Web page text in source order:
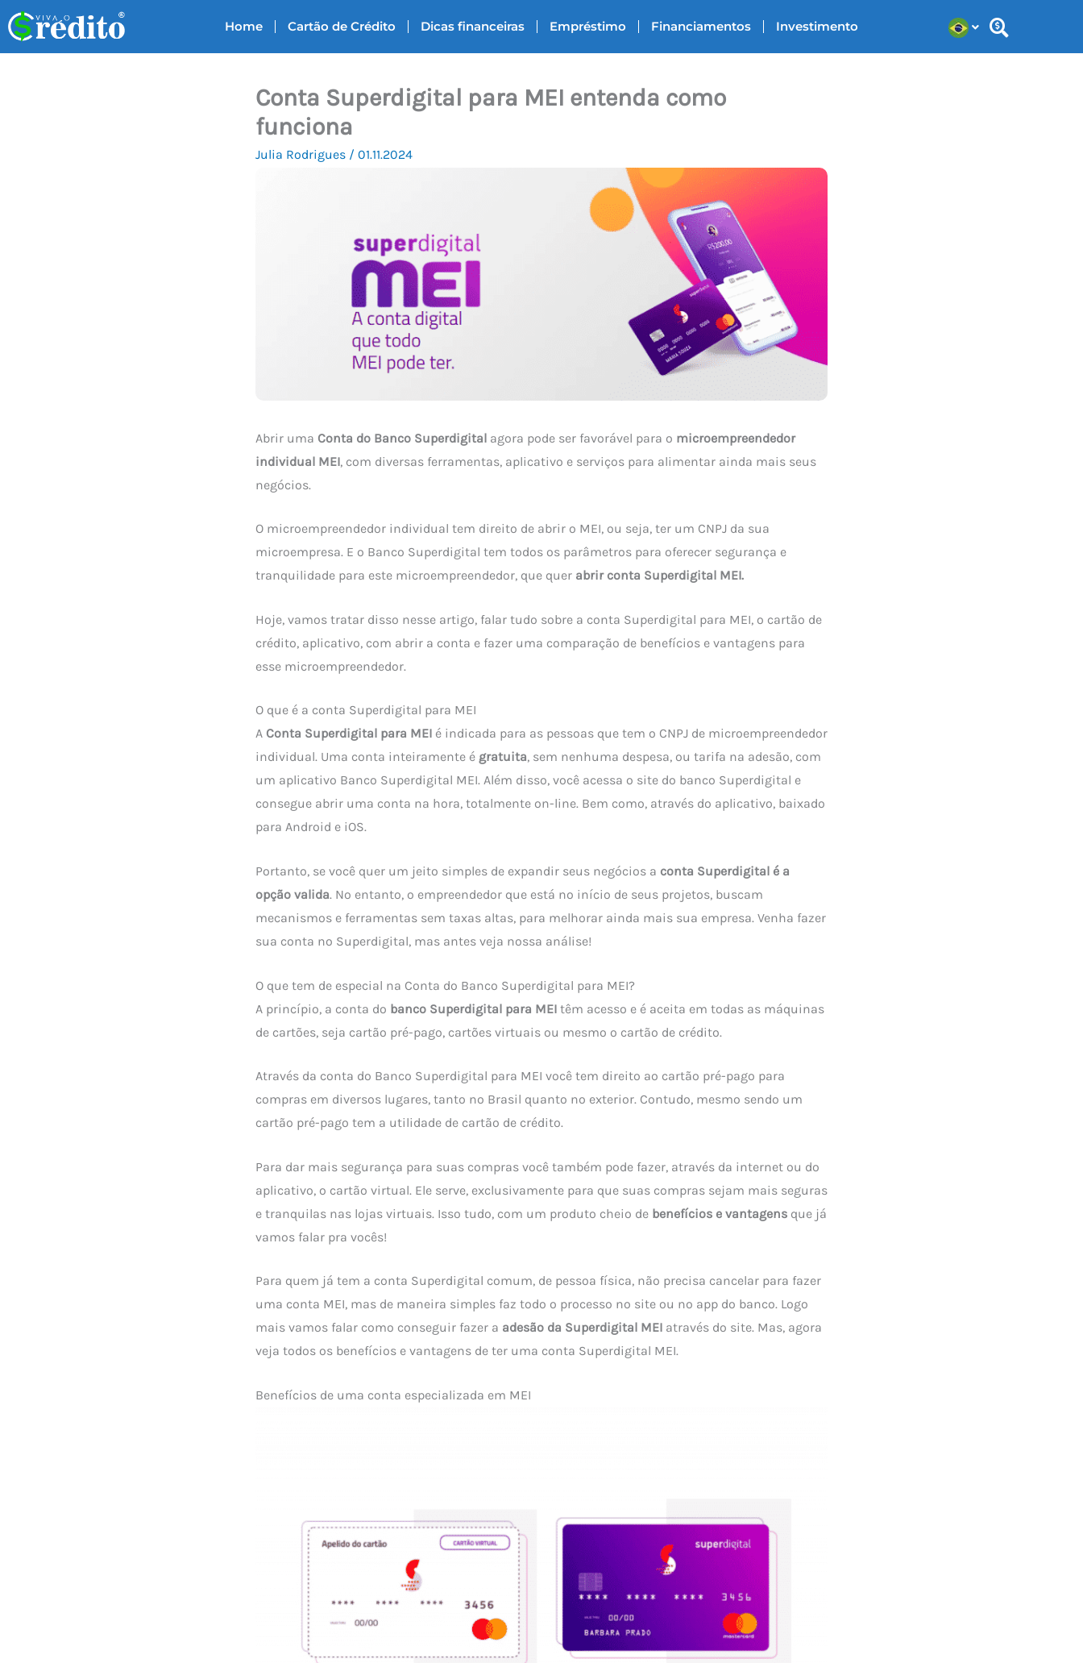
para
o
Home Cartão de Crédito Dicas financeiras Empréstimo Financiamentos Investimento
Conta Superdigital para MEI entenda como
funciona
Julia Rodrigues / 01.11.2024
Abrir uma Conta do Banco Superdigital agora pode ser favorável para o microempreendedor
individual MEI, com diversas ferramentas, aplicativo e serviços para alimentar ainda mais seus
negócios.
O microempreendedor individual tem direito de abrir o MEI, ou seja, ter um CNPJ da sua
microempresa. E o Banco Superdigital tem todos os parâmetros para oferecer segurança e
tranquilidade para este microempreendedor, que quer abrir conta Superdigital MEI.
Hoje, vamos tratar disso nesse artigo, falar tudo sobre a conta Superdigital para MEI, o cartão de
crédito, aplicativo, com abrir a conta e fazer uma comparação de benefícios e vantagens para
esse microempreendedor.
O que é a conta Superdigital para MEI
A Conta Superdigital para MEI é indicada para as pessoas que tem o CNPJ de microempreendedor
individual. Uma conta inteiramente é gratuita, sem nenhuma despesa, ou tarifa na adesão, com
um aplicativo Banco Superdigital MEI. Além disso, você acessa o site do banco Superdigital e
consegue abrir uma conta na hora, totalmente on-line. Bem como, através do aplicativo, baixado
para Android e iOS.
Portanto, se você quer um jeito simples de expandir seus negócios a conta Superdigital é a
opção valida. No entanto, o empreendedor que está no início de seus projetos, buscam
mecanismos e ferramentas sem taxas altas, para melhorar ainda mais sua empresa. Venha fazer
sua conta no Superdigital, mas antes veja nossa análise!
O que tem de especial na Conta do Banco Superdigital para MEI?
A princípio, a conta do banco Superdigital para MEI têm acesso e é aceita em todas as máquinas
de cartões, seja cartão pré-pago, cartões virtuais ou mesmo o cartão de crédito.
Através da conta do Banco Superdigital para MEI você tem direito ao cartão pré-pago para
compras em diversos lugares, tanto no Brasil quanto no exterior. Contudo, mesmo sendo um
cartão pré-pago tem a utilidade de cartão de crédito.
Para dar mais segurança para suas compras você também pode fazer, através da internet ou do
aplicativo, o cartão virtual. Ele serve, exclusivamente para que suas compras sejam mais seguras
e tranquilas nas lojas virtuais. Isso tudo, com um produto cheio de benefícios e vantagens que já
vamos falar pra vocês!
Para quem já tem a conta Superdigital comum, de pessoa física, não precisa cancelar para fazer
uma conta MEI, mas de maneira simples faz todo o processo no site ou no app do banco. Logo
mais vamos falar como conseguir fazer a adesão da Superdigital MEI através do site. Mas, agora
veja todos os benefícios e vantagens de ter uma conta Superdigital MEI.
Benefícios de uma conta especializada em MEI